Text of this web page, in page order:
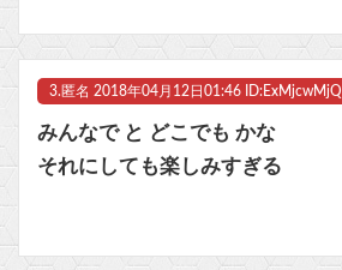
3. 匿名 2018年04月12日01:46 ID:ExMjcwMjQ
みんなで と どこでも かな
それにしても楽しみすぎる